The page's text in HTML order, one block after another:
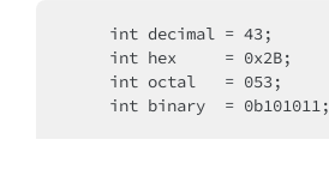
    int decimal = 43;
    int hex     = 0x2B;
    int octal   = 053;
    int binary  = 0b101011;